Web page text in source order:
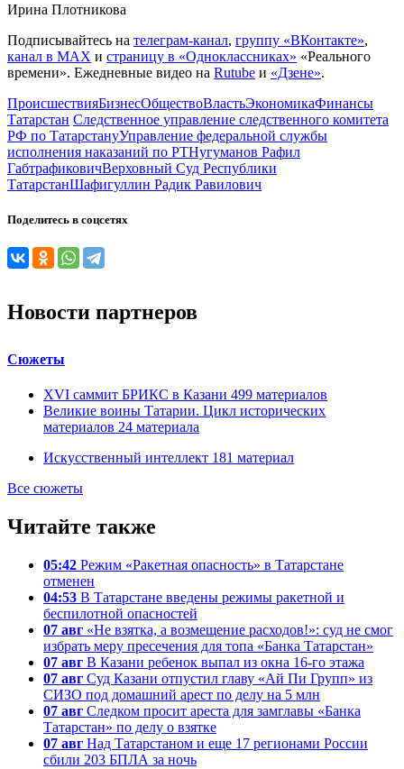
Ирина Плотникова
Подписывайтесь на телеграм-канал, группу «ВКонтакте»,
канал в MAX и страницу в «Одноклассниках» «Реального
времени». Ежедневные видео на Rutube и «Дзене».
ПроисшествияБизнесОбществоВластьЭкономикаФинансы
Татарстан Следственное управление следственного комитета
РФ по ТатарстануУправление федеральной службы
исполнения наказаний по РТНугуманов Рафил
ГабтрафиковичВерховный Суд Республики
ТатарстанШафигуллин Радик Равилович
Поделитесь в соцсетях
Новости партнеров
Сюжеты
XVI саммит БРИКС в Казани 499 материалов
Великие воины Татарии. Цикл исторических
материалов 24 материала
Искусственный интеллект 181 материал
Все сюжеты
Читайте также
05:42 Режим «Ракетная опасность» в Татарстане
отменен
04:53 В Татарстане введены режимы ракетной и
беспилотной опасностей
07 авг «Не взятка, а возмещение расходов!»: суд не смог
избрать меру пресечения для топа «Банка Татарстан»
07 авг В Казани ребенок выпал из окна 16-го этажа
07 авг Суд Казани отпустил главу «Ай Пи Групп» из
СИЗО под домашний арест по делу на 5 млн
07 авг Следком просит ареста для замглавы «Банка
Татарстан» по делу о взятке
07 авг Над Татарстаном и еще 17 регионами России
сбили 203 БПЛА за ночь